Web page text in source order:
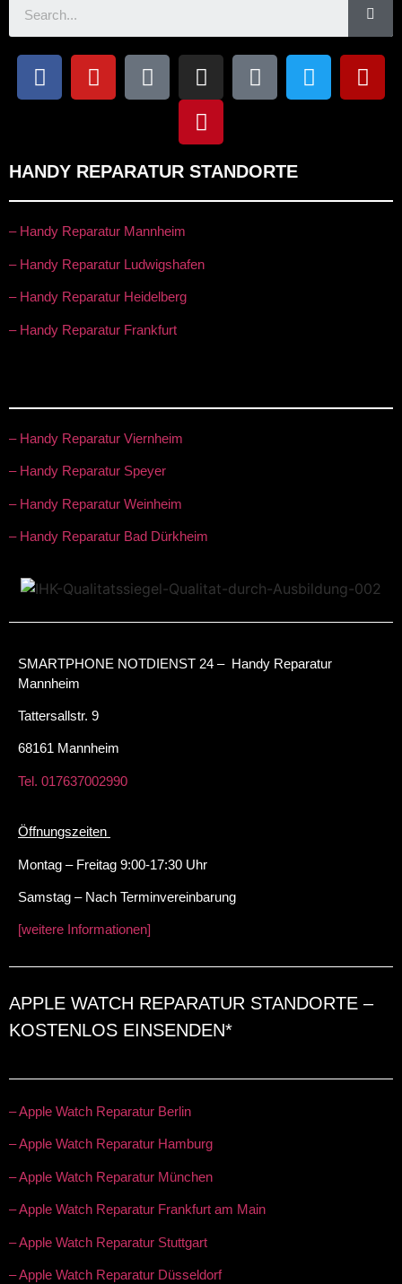
HANDY REPARATUR STANDORTE
– Handy Reparatur Mannheim
– Handy Reparatur Ludwigshafen
– Handy Reparatur Heidelberg
– Handy Reparatur Frankfurt
– Handy Reparatur Viernheim
– Handy Reparatur Speyer
– Handy Reparatur Weinheim
– Handy Reparatur Bad Dürkheim
SMARTPHONE NOTDIENST 24 – Handy Reparatur
Mannheim
Tattersallstr. 9
68161 Mannheim
Tel. 017637002990
Öffnungszeiten
Montag – Freitag 9:00-17:30 Uhr
Samstag – Nach Terminvereinbarung
[weitere Informationen]
APPLE WATCH REPARATUR STANDORTE –
KOSTENLOS EINSENDEN*
– Apple Watch Reparatur Berlin
– Apple Watch Reparatur Hamburg
– Apple Watch Reparatur München
– Apple Watch Reparatur Frankfurt am Main
– Apple Watch Reparatur Stuttgart
– Apple Watch Reparatur Düsseldorf